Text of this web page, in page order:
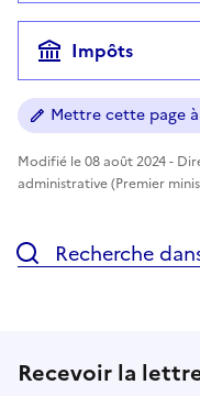
Impôts
Mettre cette page
Modifié le 08 août 2024 -
administrative (Premier
Recherche
Recevoir la